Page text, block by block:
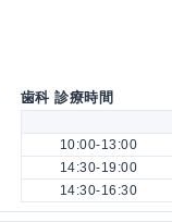
歯科 診療時間
10:00-13:00
14:30-19:00
14:30-16:30